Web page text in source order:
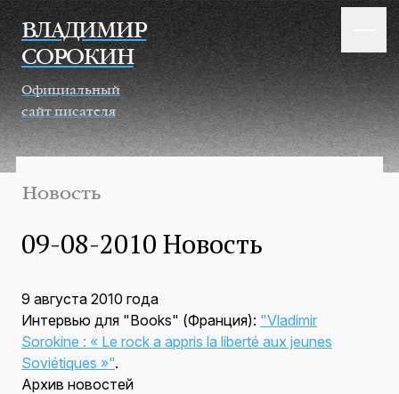
Перейти к основному содержанию
ВЛАДИМИР
СОРОКИН
Официальный
сайт писателя
Новость
09-08-2010 Новость
9 августа 2010 года
Интервью для "Books" (Франция): "Vladimir
Sorokine : « Le rock a appris la liberté aux jeunes
Soviétiques »".
Архив новостей